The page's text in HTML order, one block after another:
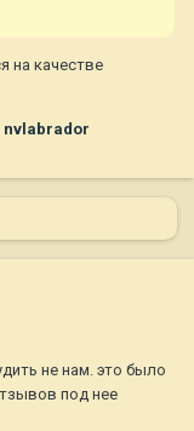
на качестве
nvlabrador
не нам. это было
под нее